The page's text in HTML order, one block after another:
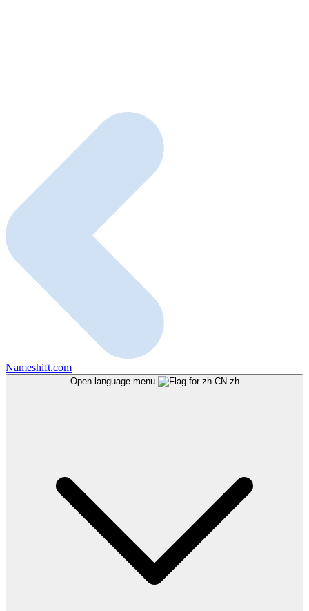
Nameshift.com
Open language menu zh